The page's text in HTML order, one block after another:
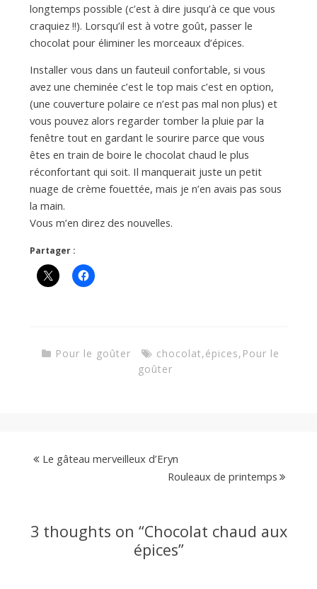
longtemps possible (c’est à dire jusqu’à ce que vous
craquiez !!). Lorsqu’il est à votre goût, passer le
chocolat pour éliminer les morceaux d’épices.
Installer vous dans un fauteuil confortable, si vous
avez une cheminée c’est le top mais c’est en option,
(une couverture polaire ce n’est pas mal non plus) et
vous pouvez alors regarder tomber la pluie par la
fenêtre tout en gardant le sourire parce que vous
êtes en train de boire le chocolat chaud le plus
réconfortant qui soit. Il manquerait juste un petit
nuage de crème fouettée, mais je n’en avais pas sous
la main.
Vous m’en direz des nouvelles.
Partager :
Pour le goûter chocolat,épices, Pour le
goûter
Le gâteau merveilleux d’Eryn
Rouleaux de printemps
3 thoughts on “Chocolat chaud aux
épices”